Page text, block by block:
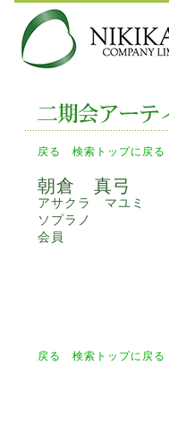
戻る 検索トップに戻る
朝倉 真弓
アサクラ マユミ
ソプラノ
会員
戻る 検索トップに戻る